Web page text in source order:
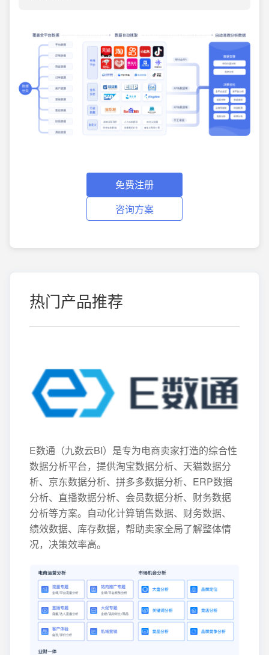
免费注册
咨询方案
热门产品推荐
E数通（九数云BI）是专为电商卖家打造的综合性
数据分析平台，提供淘宝数据分析、天猫数据分
析、京东数据分析、拼多多数据分析、ERP数据
分析、直播数据分析、会员数据分析、财务数据
分析等方案。自动化计算销售数据、财务数据、
绩效数据、库存数据，帮助卖家全局了解整体情
况，决策效率高。